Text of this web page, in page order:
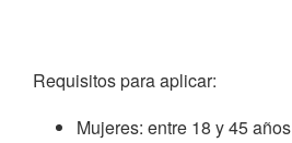
Requisitos para aplicar:
Mujeres: entre 18 y 45 años